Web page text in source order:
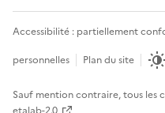
Accessibilité : partiellement
personnelles
Plan du site
Sauf mention contraire, tous les